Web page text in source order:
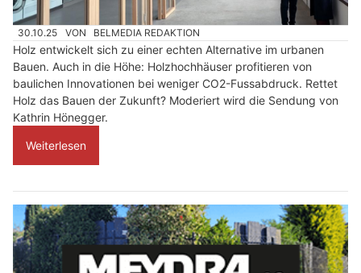
30.10.25 VON BELMEDIA REDAKTION
Holz entwickelt sich zu einer echten Alternative im urbanen
Bauen. Auch in die Höhe: Holzhochhäuser profitieren von
baulichen Innovationen bei weniger CO2-Fussabdruck. Rettet
Holz das Bauen der Zukunft? Moderiert wird die Sendung von
Kathrin Hönegger.
Weiterlesen